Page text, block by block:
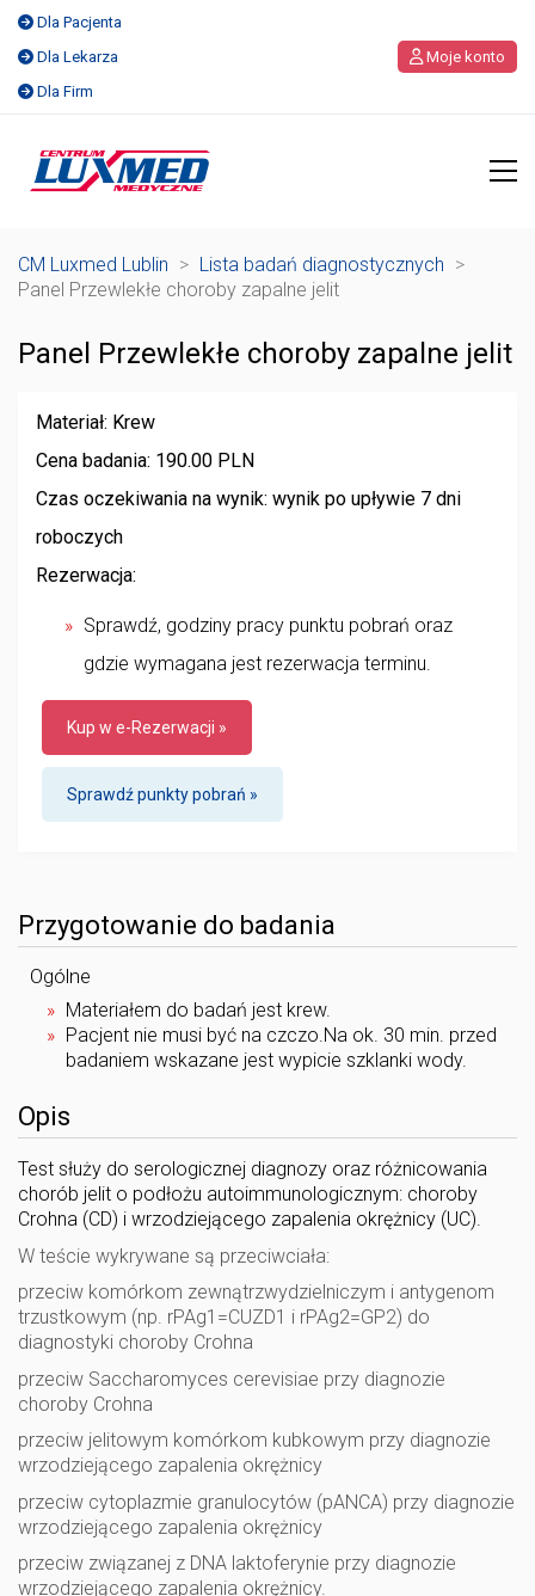
Dla Pacjenta
Dla Lekarza
Dla Firm
Moje konto
CM Luxmed Lublin > Lista badań diagnostycznych >
Panel Przewlekłe choroby zapalne jelit
Panel Przewlekłe choroby zapalne jelit
Materiał: Krew
Cena badania: 190.00 PLN
Czas oczekiwania na wynik: wynik po upływie 7 dni
roboczych
Rezerwacja:
Sprawdź, godziny pracy punktu pobrań oraz
gdzie wymagana jest rezerwacja terminu.
Kup w e-Rezerwacji »
Sprawdź punkty pobrań »
Przygotowanie do badania
Ogólne
Materiałem do badań jest krew.
Pacjent nie musi być na czczo.Na ok. 30 min. przed
badaniem wskazane jest wypicie szklanki wody.
Opis
Test służy do serologicznej diagnozy oraz różnicowania
chorób jelit o podłożu autoimmunologicznym: choroby
Crohna (CD) i wrzodziejącego zapalenia okrężnicy (UC).
W teście wykrywane są przeciwciała:
przeciw komórkom zewnątrzwydzielniczym i antygenom
trzustkowym (np. rPAg1=CUZD1 i rPAg2=GP2) do
diagnostyki choroby Crohna
przeciw Saccharomyces cerevisiae przy diagnozie
choroby Crohna
przeciw jelitowym komórkom kubkowym przy diagnozie
wrzodziejącego zapalenia okrężnicy
przeciw cytoplazmie granulocytów (pANCA) przy diagnozie
wrzodziejącego zapalenia okrężnicy
przeciw związanej z DNA laktoferynie przy diagnozie
wrzodziejącego zapalenia okrężnicy.